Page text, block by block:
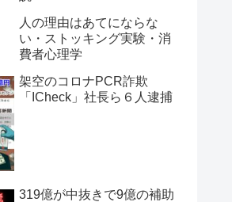
人の理由はあてにならな
い・ストッキング実験・消
費者心理学
架空のコロナPCR詐欺
「ICheck」社長ら６人逮捕
319億が中抜きで9億の補助